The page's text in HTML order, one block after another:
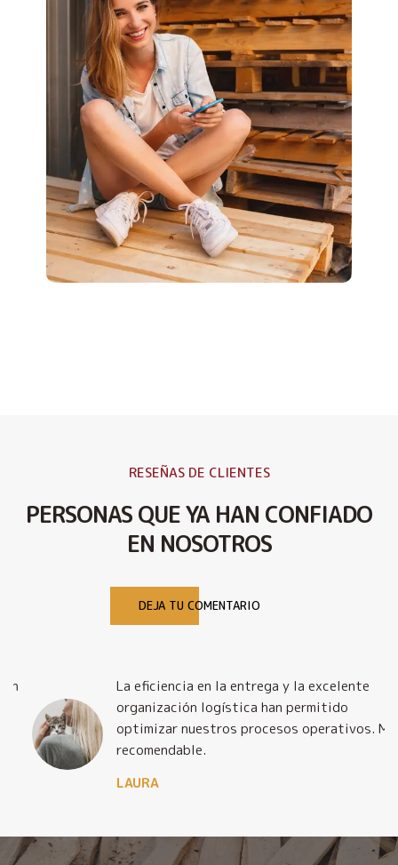
RESEÑAS DE CLIENTES
PERSONAS QUE YA HAN CONFIADO
EN NOSOTROS
DEJA TU COMENTARIO
La eficiencia en la entrega y la excelente
organización logística han permitido
optimizar nuestros procesos operativos. Muy
recomendable.
LAURA